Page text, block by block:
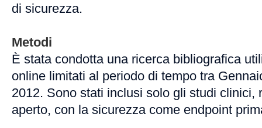
di sicurezza.
Metodi
È stata condotta una ricerca bibliografica
online limitati al periodo di tempo tra
2012. Sono stati inclusi solo gli studi clinici,
aperto, con la sicurezza come endpoint